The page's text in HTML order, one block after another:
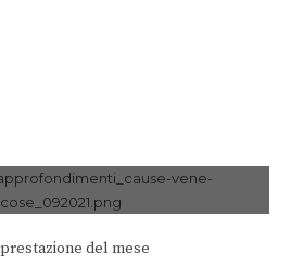
prestazione del mese